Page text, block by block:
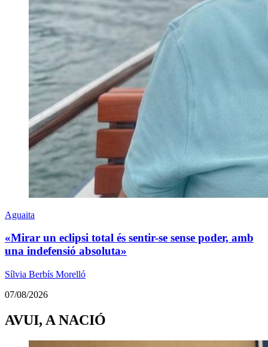
Aguaita
«Mirar un eclipsi total és sentir-se sense poder, amb
una indefensió absoluta»
Sílvia Berbís Morelló
07/08/2026
AVUI, A NACIÓ